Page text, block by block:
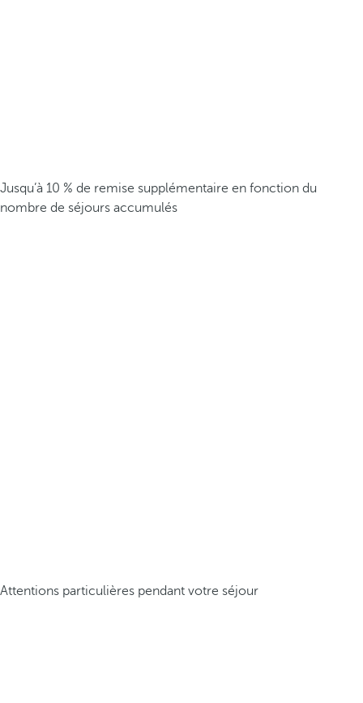
Jusqu’à 10 % de remise supplémentaire en fonction du
nombre de séjours accumulés
Attentions particulières pendant votre séjour